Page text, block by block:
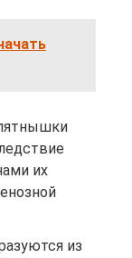
их
из